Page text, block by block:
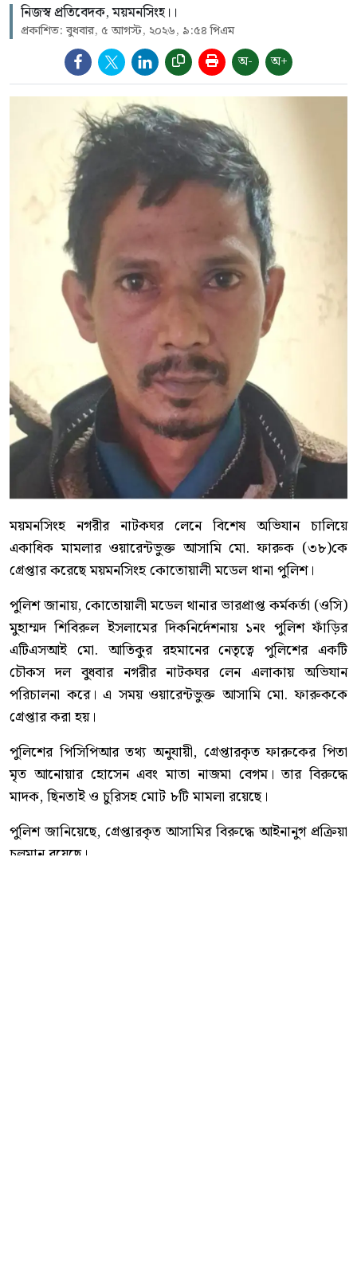
নিজস্ব প্রতিবেদক, ময়মনসিংহ।।
প্রকাশিত: বুধবার, ৫ আগস্ট, ২০২৬, ৯:৫৪ পিএম
অ- অ+
ময়মনসিংহ নগরীর নাটকঘর লেনে বিশেষ অভিযান চালিয়ে
একাধিক মামলার ওয়ারেন্টভুক্ত আসামি মো. ফারুক (৩৮)কে
গ্রেপ্তার করেছে ময়মনসিংহ কোতোয়ালী মডেল থানা পুলিশ।
পুলিশ জানায়, কোতোয়ালী মডেল থানার ভারপ্রাপ্ত কর্মকর্তা (ওসি)
মুহাম্মদ শিবিরুল ইসলামের দিকনির্দেশনায় ১নং পুলিশ ফাঁড়ির
এটিএসআই মো. আতিকুর রহমানের নেতৃত্বে পুলিশের একটি
চৌকস দল বুধবার নগরীর নাটকঘর লেন এলাকায় অভিযান
পরিচালনা করে। এ সময় ওয়ারেন্টভুক্ত আসামি মো. ফারুককে
গ্রেপ্তার করা হয়।
পুলিশের পিসিপিআর তথ্য অনুযায়ী, গ্রেপ্তারকৃত ফারুকের পিতা
মৃত আনোয়ার হোসেন এবং মাতা নাজমা বেগম। তার বিরুদ্ধে
মাদক, ছিনতাই ও চুরিসহ মোট ৮টি মামলা রয়েছে।
পুলিশ জানিয়েছে, গ্রেপ্তারকৃত আসামির বিরুদ্ধে আইনানুগ প্রক্রিয়া
চলমান রয়েছে।